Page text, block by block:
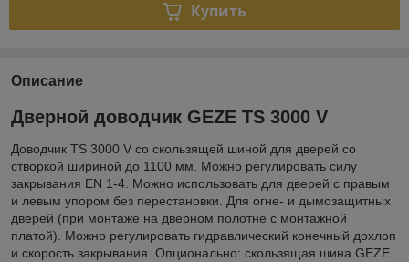
Купить
Описание
Дверной доводчик GEZE TS 3000 V
Доводчик TS 3000 V со скользящей шиной для дверей со
створкой шириной до 1100 мм. Можно регулировать силу
закрывания EN 1-4. Можно использовать для дверей с правым
и левым упором без перестановки. Для огне- и дымозащитных
дверей (при монтаже на дверном полотне с монтажной
платой). Можно регулировать гидравлический конечный дохлоп
и скорость закрывания. Опционально: скользящая шина GEZE